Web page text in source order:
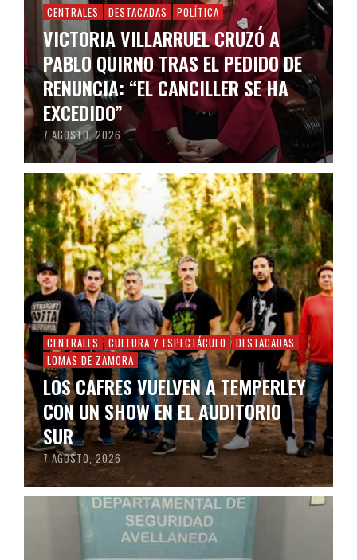
CENTRALES DESTACADAS POLÍTICA
VICTORIA VILLARRUEL CRUZÓ A
PABLO QUIRNO TRAS EL PEDIDO DE
RENUNCIA: “EL CANCILLER SE HA
EXCEDIDO”
7 AGOSTO, 2026
CENTRALES CULTURA Y ESPECTÁCULO
DESTACADAS
LOMAS DE ZAMORA
LOS CAFRES VUELVEN A TEMPERLEY
CON UN SHOW EN EL AUDITORIO
SUR
7 AGOSTO, 2026